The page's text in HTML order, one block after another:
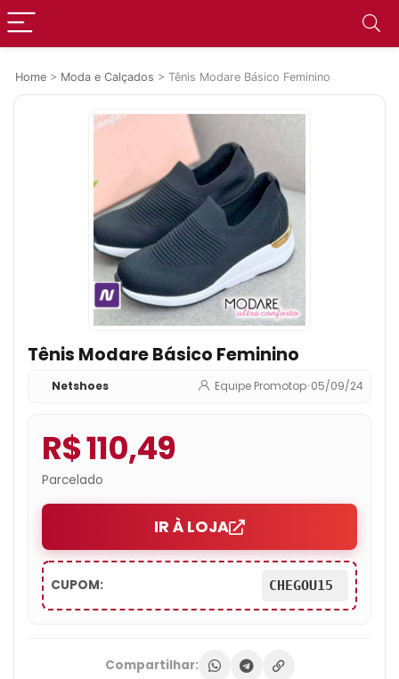
Home > Moda e Calçados > Tênis Modare Básico Feminino
Tênis Modare Básico Feminino
Netshoes Equipe Promotop•05/09/24
R$ 110,49
Parcelado
IR À LOJA
CUPOM: CHEGOU15
Compartilhar: